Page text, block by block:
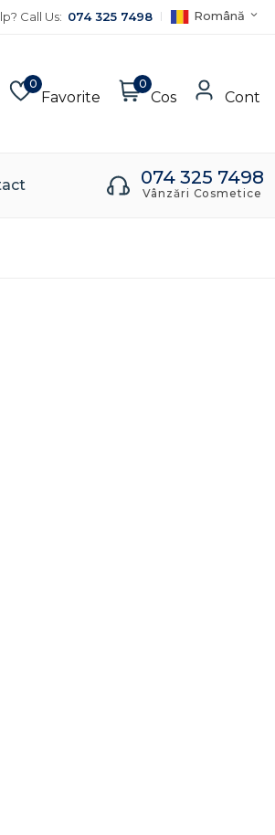
Call Us: 074 325 7498 Română
0
Favorite
0
Cos Cont
074 325 7498
Vânzări Cosmetice